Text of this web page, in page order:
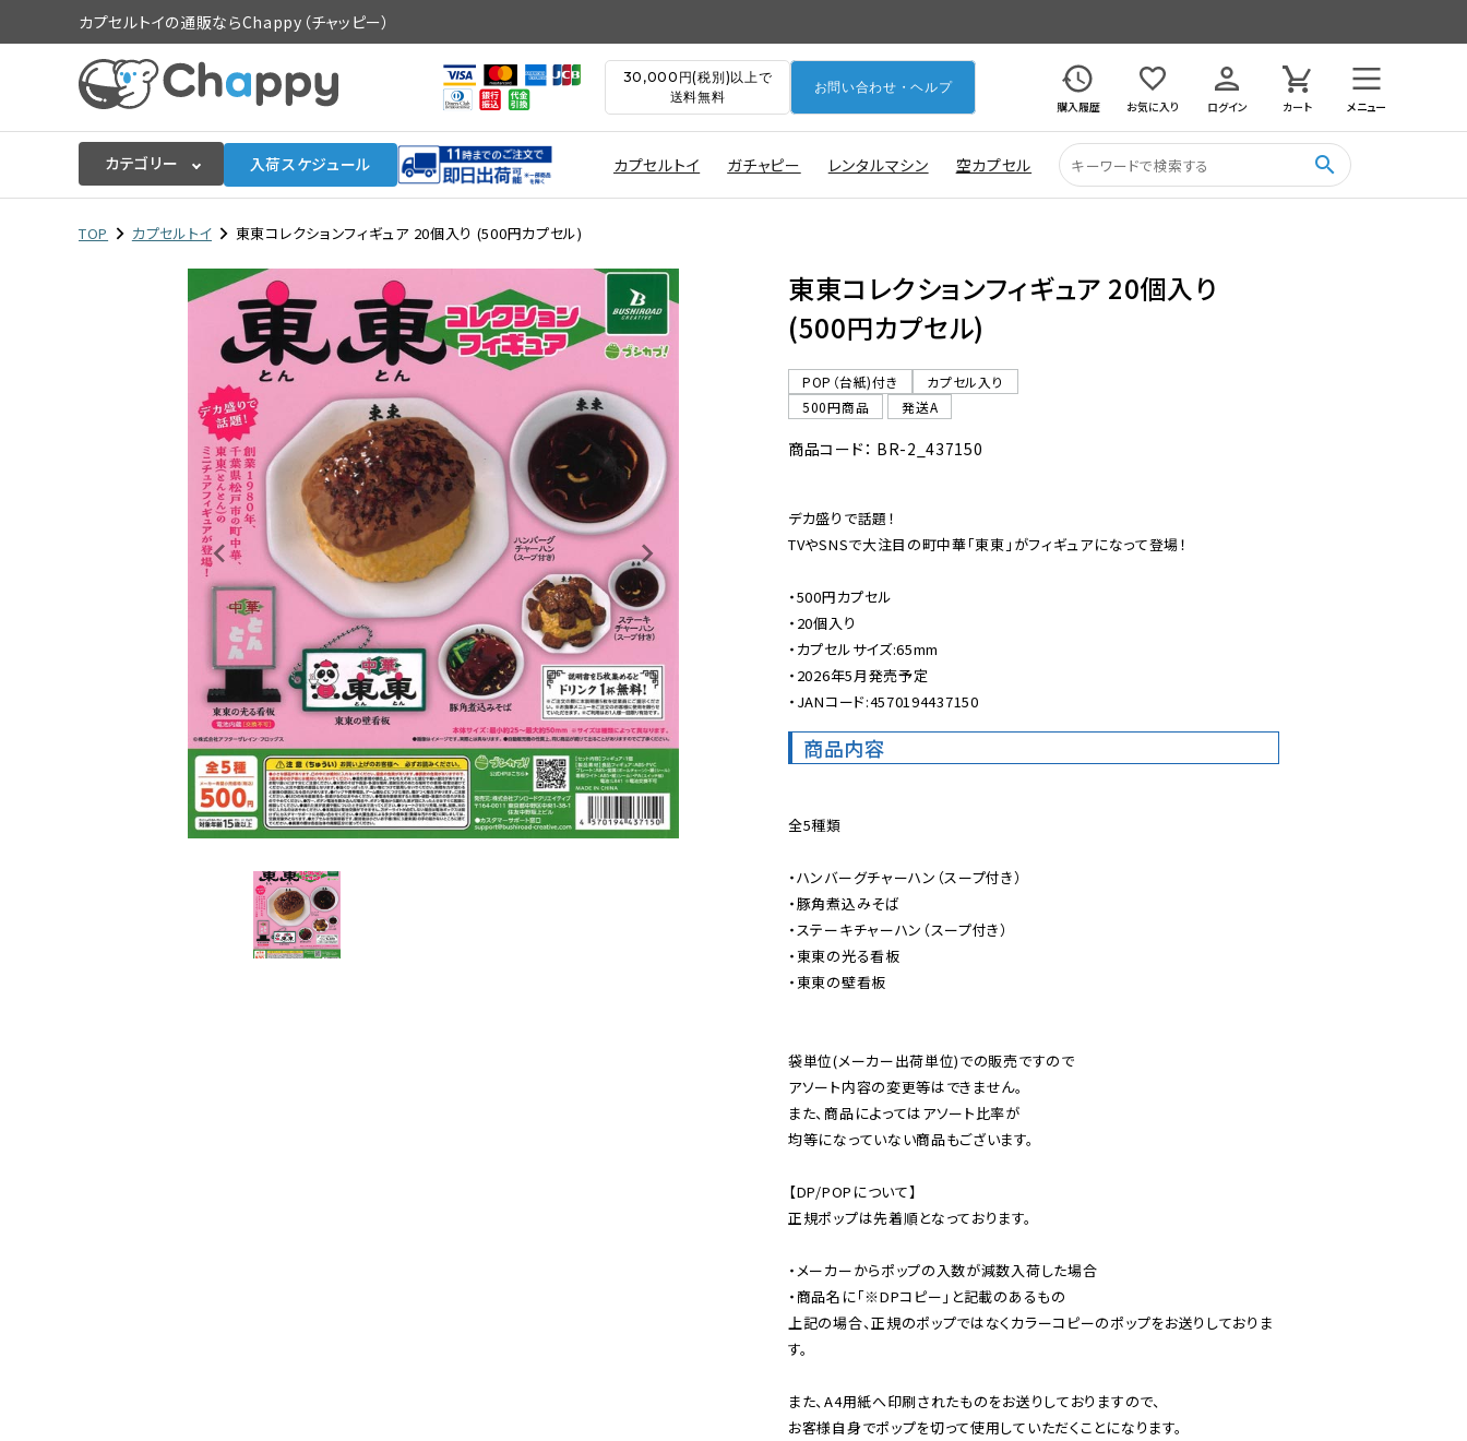
カプセルトイの通販ならChappy（チャッピー）
30,000円(税別)以上で
送料無料
お問い合わせ・ヘルプ
購入履歴
お気に入り ログイン カート メニュー
カテゴリー 入荷スケジュール カプセルトイ ガチャピー レンタルマシン 空カプセル search
ログイン 会員登録
入荷スケジュールをチェック
カプセルトイマシン本体
よくあるご質問
ご利用ガイド
06-6282-7659
TOP カプセルトイ 東東コレクションフィギュア 20個入り (500円カプセル)
東東コレクションフィギュア 20個入り
(500円カプセル)
POP（台紙)付き
カプセル入り
500円商品
発送A
商品コード： BR-2_437150
デカ盛りで話題！
TVやSNSで大注目の町中華「東東」がフィギュアになって登場！
・500円カプセル
・20個入り
・カプセルサイズ:65mm
・2026年5月発売予定
・JANコード:4570194437150
商品内容
全5種類
・ハンバーグチャーハン（スープ付き）
・豚角煮込みそば
・ステーキチャーハン（スープ付き）
・東東の光る看板
・東東の壁看板
袋単位(メーカー出荷単位)での販売ですので
アソート内容の変更等はできません。
また、商品によってはアソート比率が
均等になっていない商品もございます。
【DP/POPについて】
正規ポップは先着順となっております。
・メーカーからポップの入数が減数入荷した場合
・商品名に「※DPコピー」と記載のあるもの
上記の場合、正規のポップではなくカラーコピーのポップをお送りしておりま
す。
また、A4用紙へ印刷されたものをお送りしておりますので、
お客様自身でポップを切って使用していただくことになります。